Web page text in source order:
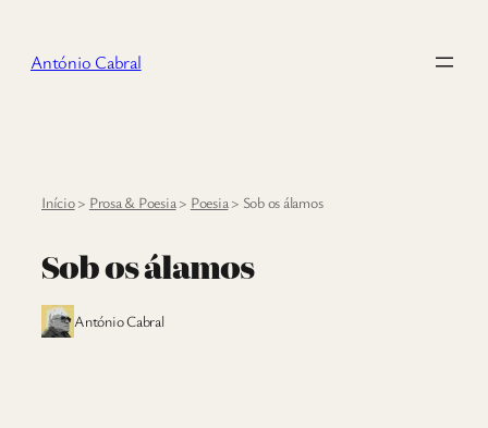
António Cabral
Início> Prosa & Poesia> Poesia> Sob os álamos
Sob os álamos
António Cabral